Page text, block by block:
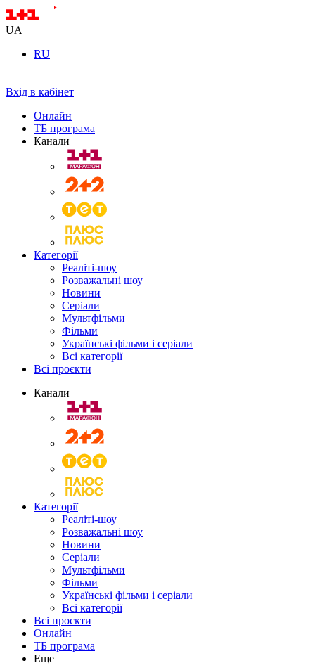
UA
RU
Вхід в кабінет
Онлайн
ТБ програма
Канали
Категорії
Реаліті-шоу
Розважальні шоу
Новини
Серіали
Мультфільми
Фільми
Українські фільми і серіали
Всі категорії
Всі проєкти
Канали
Категорії
Реаліті-шоу
Розважальні шоу
Новини
Серіали
Мультфільми
Фільми
Українські фільми і серіали
Всі категорії
Всі проєкти
Онлайн
ТБ програма
Еще